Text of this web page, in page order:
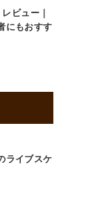
ビュー｜
にもおすす
ライブスケ